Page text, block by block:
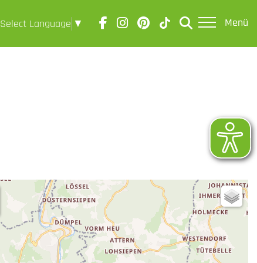
Select Language ▼ Menü